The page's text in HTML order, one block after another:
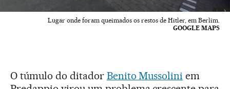
Lugar onde foram queimados os restos de Hitler, em Berlim.
GOOGLE MAPS
O túmulo do ditador Benito Mussolini em